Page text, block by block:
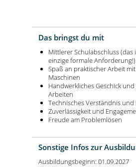
Das bringst du mit
Mittlerer Schulabschluss (das
einzige formale Anforderung!)
Spaß an praktischer Arbeit
Maschinen
Handwerkliches Geschick
Arbeiten
Technisches Verständnis
Zuverlässigkeit und
Freude am Problemlösen
Sonstige Infos zur
Ausbildungsbeginn: 01.09.2027